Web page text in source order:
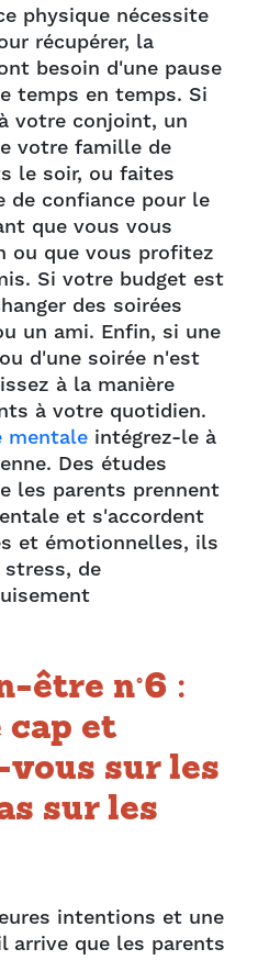
physique nécessite
récupérer, la
besoin d'une pause
temps en temps. Si
votre conjoint, un
votre famille de
le soir, ou faites
de confiance pour le
que vous vous
ou que vous profitez
Si votre budget est
des soirées
un ami. Enfin, si une
d'une soirée n'est
à la manière
à votre quotidien.
mentale intégrez-le à
Des études
les parents prennent
et s'accordent
et émotionnelles, ils
de
être n°6 :
cap et
sur les
sur les
intentions et une
arrive que les parents